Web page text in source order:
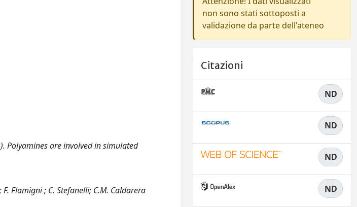
Polyamines are involved in simulated
Flamigni ; C. Stefanelli; C.M. Caldarera
non sono stati sottoposti a
validazione da parte dell'ateneo
Citazioni
ND
ND
ND
ND